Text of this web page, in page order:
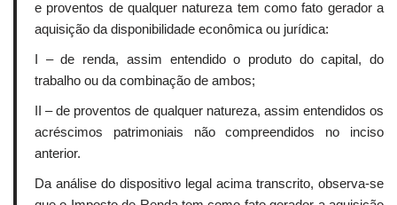
e proventos de qualquer natureza tem como fato gerador a
aquisição da disponibilidade econômica ou jurídica:
I – de renda, assim entendido o produto do capital, do
trabalho ou da combinação de ambos;
II – de proventos de qualquer natureza, assim entendidos os
acréscimos patrimoniais não compreendidos no inciso
anterior.
Da análise do dispositivo legal acima transcrito, observa-se